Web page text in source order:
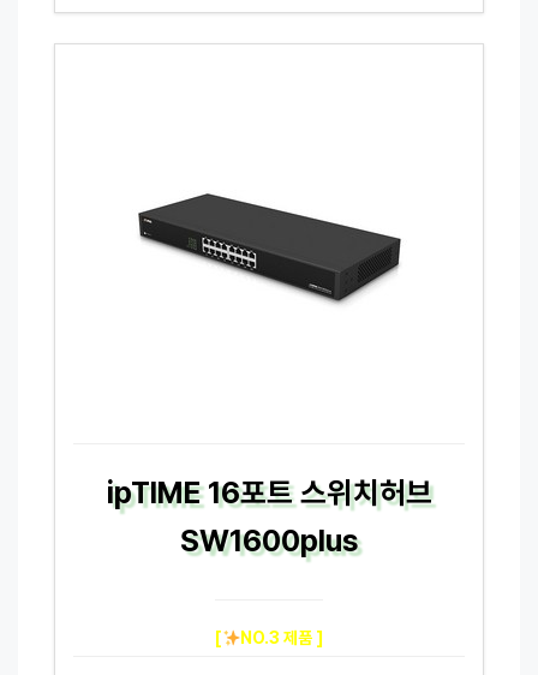
ipTIME 16포트 스위치허브
SW1600plus
[ NO.3 제품 ]